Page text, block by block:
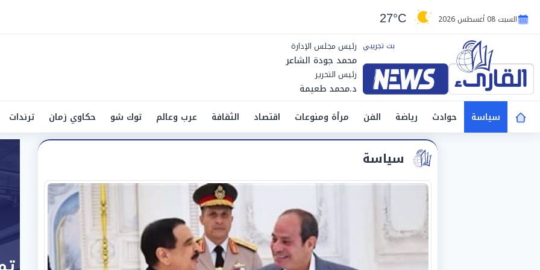
السبت 08 أغسطس 2026 27°C
رئيس مجلس الإدارة
محمد جودة الشاعر
رئيس التحرير
د.محمد طعيمة
سياسة
حوادث رياضة الفن مرأة ومنوعات اقتصاد الثقافة عرب وعالم توك شو حكاوي زمان ترندات
سياسة